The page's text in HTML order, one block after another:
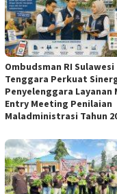
Ombudsman RI Sulawesi
Tenggara Perkuat
Penyelenggara Layanan
Entry Meeting Penilaian
Maladministrasi Tahun